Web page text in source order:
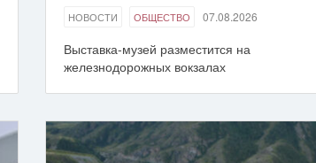
НОВОСТИ ОБЩЕСТВО 07.08.2026
Выставка-музей разместится на
железнодорожных вокзалах